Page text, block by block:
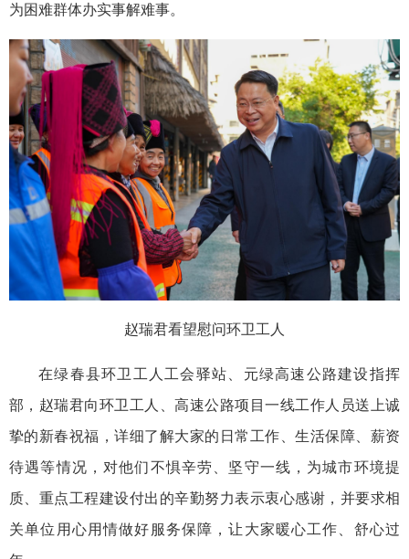
为困难群体办实事解难事。
赵瑞君看望慰问环卫工人
在绿春县环卫工人工会驿站、元绿高速公路建设指挥
部，赵瑞君向环卫工人、高速公路项目一线工作人员送上诚
挚的新春祝福，详细了解大家的日常工作、生活保障、薪资
待遇等情况，对他们不惧辛劳、坚守一线，为城市环境提
质、重点工程建设付出的辛勤努力表示衷心感谢，并要求相
关单位用心用情做好服务保障，让大家暖心工作、舒心过